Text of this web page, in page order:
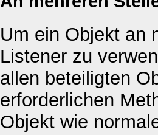
Um ein Objekt an
Listener zu
allen beteiligten
erforderlichen
Objekt wie